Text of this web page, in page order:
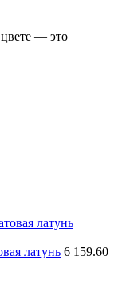
— это
латунь 6 159.60